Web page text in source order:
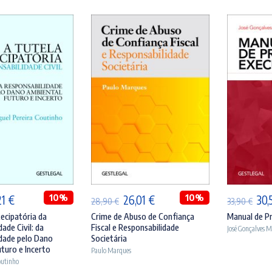
€.
€O
preço
atual
é:
33,21 €.
10%
da
Civil: da
pelo Dano
e Incerto
ADICIONAR
28,90€ O
preço
original
era:
26,01 €O
preço
atual
10%
Crime de Abuso de Confiança
Fiscal e Responsabilidade
Societária
Paulo Marques
33,90€ O
Manual de
José Gonçalves